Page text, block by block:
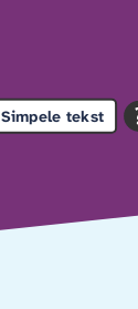
Simpele tekst